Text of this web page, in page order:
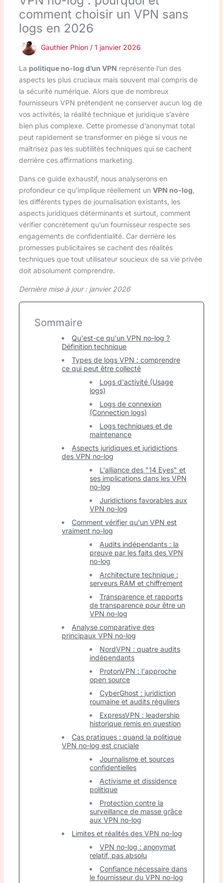
comment choisir un VPN sans
logs en 2026
Gauthier Phion / 1 janvier 2026
La politique no-log d’un VPN représente l’un des
aspects les plus cruciaux mais souvent mal compris de
la sécurité numérique. Alors que de nombreux
fournisseurs VPN prétendent ne conserver aucun log de
vos activités, la réalité technique et juridique s’avère
bien plus complexe. Cette promesse d’anonymat total
peut rapidement se transformer en piège si vous ne
maîtrisez pas les subtilités techniques qui se cachent
derrière ces affirmations marketing.
Dans ce guide exhaustif, nous analyserons en
profondeur ce qu’implique réellement un VPN no-log
les différents types de journalisation existants, les
aspects juridiques déterminants et surtout, comment
vérifier concrètement qu’un fournisseur respecte ses
engagements de confidentialité. Car derrière les
promesses publicitaires se cachent des réalités
techniques que tout utilisateur soucieux de sa vie privée
doit absolument comprendre.
Dernière mise à jour : janvier 2026
Sommaire
Qu'est-ce qu'un VPN no-log ?
Définition technique
Types de logs VPN : comprendre
ce qui peut être collecté
Logs d'activité (Usage
logs)
Logs de connexion
(Connection logs)
Logs techniques et de
maintenance
Aspects juridiques et juridictions
des VPN no-log
L'alliance des "14 Eyes" et
ses implications dans les VPN
no-log
Juridictions favorables aux
VPN no-log
Comment vérifier qu'un VPN est
vraiment no-log
Audits indépendants : la
preuve par les faits des VPN
no-log
Architecture technique :
serveurs RAM et chiffrement
Transparence et rapports
de transparence pour être un
VPN no-log
Analyse comparative des
principaux VPN no-log
NordVPN : quatre audits
indépendants
ProtonVPN : l'approche
open source
CyberGhost : juridiction
roumaine et audits réguliers
ExpressVPN : leadership
historique remis en question
Cas pratiques : quand la politique
VPN no-log est cruciale
Journalisme et sources
confidentielles
Activisme et dissidence
politique
Protection contre la
surveillance de masse grâce
aux VPN no-log
Limites et réalités des VPN no-log
VPN no-log : anonymat
relatif, pas absolu
Confiance nécessaire dans
le fournisseur du VPN no-log